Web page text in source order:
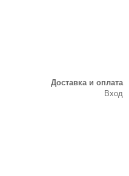
Доставка и оплата
Вход